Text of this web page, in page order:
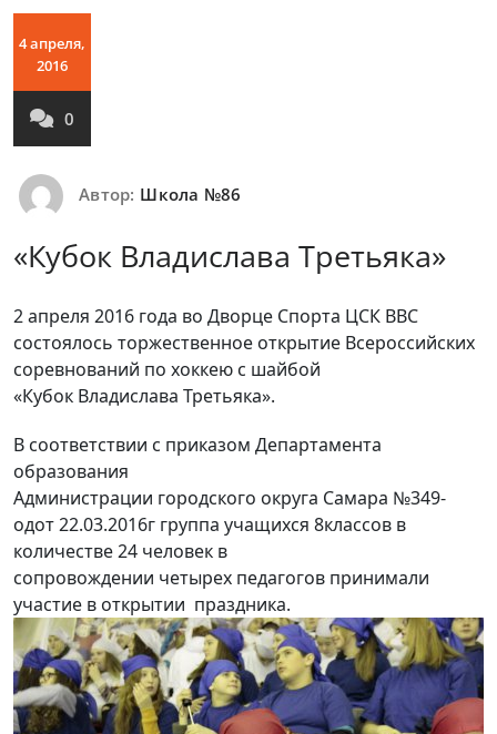
4 апреля,
2016
0
Автор: Школа №86
«Кубок Владислава Третьяка»
2 апреля 2016 года во Дворце Спорта ЦСК ВВС
состоялось торжественное открытие Всероссийских
соревнований по хоккею с шайбой
«Кубок Владислава Третьяка».
В соответствии с приказом Департамента
образования
Администрации городского округа Самара №349-
одот 22.03.2016г группа учащихся 8классов в
количестве 24 человек в
сопровождении четырех педагогов принимали
участие в открытии праздника.